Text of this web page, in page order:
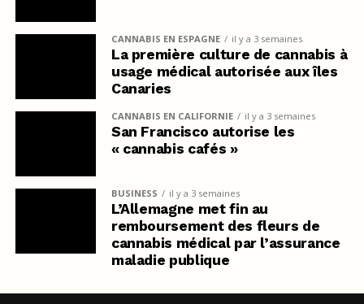
CANNABIS EN ESPAGNE il y a 3 semaines
La première culture de cannabis à
usage médical autorisée aux îles
Canaries
CANNABIS EN CALIFORNIE il y a 3 semaines
San Francisco autorise les
« cannabis cafés »
BUSINESS il y a 3 semaines
L’Allemagne met fin au
remboursement des fleurs de
cannabis médical par l’assurance
maladie publique